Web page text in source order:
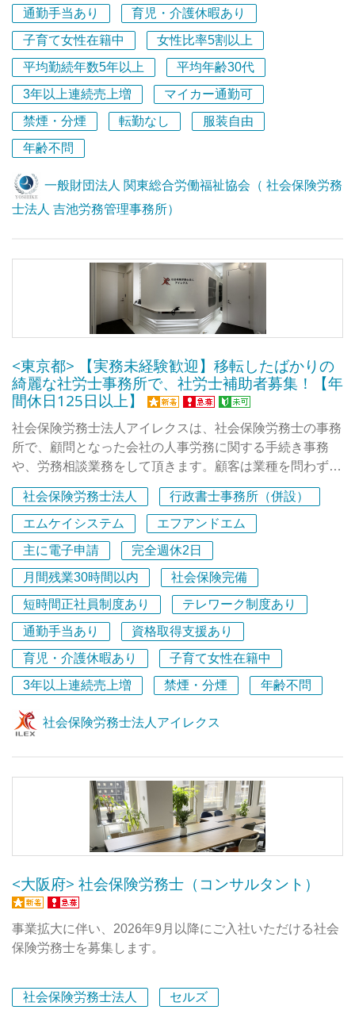
母体とし、そこに所属する社会保険労務士を構成メンバー
として同法人内に「社会保険労務士法人 吉池労務管理事
務所」を併設しています。
■20名のスタッフが業務に従事しており、社会保険労務士
が7名、行政書士が3名在籍しています。
■クライアント企業数は約400社（うち顧問先企業は260
社）、年商は概ね1億7000万円～2億円で、過去15年間黒
字経営を続けており、財務状態は極めて安定しています。
人事労務の法律相談（紛争予防支援・紛争解決支援）など
のリーガルサービス、➁人事評価制度や賃金制度の構築・
修サービス、の3分野でお客様から高い評価をいただいて
■埼玉浦和に本社、立川に東京オフィスがあります。仕事
に慣れてきたら、その日の業務内容や気分に応じて、今日
は埼玉、明日は東京、時差出勤やテレワークなど柔軟な働
通勤手当あり
育児・介護休暇あり
子育て女性在籍中
女性比率5割以上
平均勤続年数5年以上
平均年齢30代
3年以上連続売上増
マイカー通勤可
禁煙・分煙
転勤なし
服装自由
年齢不問
一般財団法人 関東総合労働福祉協会（ 社会保険労務
士法人 吉池労務管理事務所）
<東京都> 【実務未経験歓迎】移転したばかりの
綺麗な社労士事務所で、社労士補助者募集！【年
間休日125日以上】
社会保険労務士法人アイレクスは、社会保険労務士の事務
所で、顧問となった会社の人事労務に関する手続き事務
や、労務相談業務をして頂きます。顧客は業種を問わず、
様々。専門的な法律知識をベースに、業務を行うことで、
顧問先の経営者と従業員の双方に貢献できる仕事です。新
宿御苑駅前に移転し、事業規模拡大中につき、増員をして
います。
【募集の背景】
今回の募集は、社労士業務のうち、社会保険労働保険手続
き、給与計算業務等の事務メインの仕事をしたい方を募集
しています。
いわゆる社労士事務所ではいわゆる王道の業務。事務所の
拡大とともに件数も増えてきましたので、先輩社員ととも
に、取り組んでいただきたいと思います。
※将来的にコンサルティング業務まで関われる中核メンバ
ーも目指せます。
メンバーは代表含め計14名。年齢層は20～60代です。先
輩たちの前職は公務員、銀行員、携帯ショップ店員、家庭
教師など様々。人事労務に関するお仕事が初めてだったメ
ンバーも活躍中です。疑問に思ったことはすぐに聞ける環
コツコツと作業を正確にできる方はこのお仕事に向いてい
ます。また、専門性のある仕事なので、報告連絡相談など
のコミュニケーションが不得手な方は、大きなミスにつな
がりやすいので、向かない仕事です。
社会保険労務士法人
行政書士事務所（併設）
エムケイシステム
エフアンドエム
主に電子申請
完全週休2日
月間残業30時間以内
社会保険完備
短時間正社員制度あり
テレワーク制度あり
通勤手当あり
資格取得支援あり
育児・介護休暇あり
子育て女性在籍中
3年以上連続売上増
禁煙・分煙 年齢不問
社会保険労務士法人アイレクス
<大阪府> 社会保険労務士（コンサルタント）
事業拡大に伴い、2026年9月以降にご入社いただける社会
保険労務士を募集します。
■約25社の担当顧客を持ち、経営者のパートナーとして活
躍できます。
社会保険労務士法人 セルズ